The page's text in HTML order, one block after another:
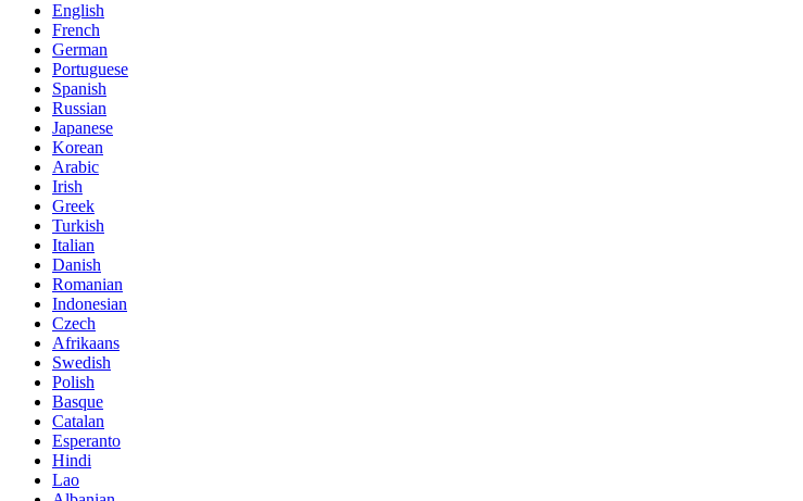
English
French
German
Portuguese
Spanish
Russian
Japanese
Korean
Arabic
Irish
Greek
Turkish
Italian
Danish
Romanian
Indonesian
Czech
Afrikaans
Swedish
Polish
Basque
Catalan
Esperanto
Hindi
Lao